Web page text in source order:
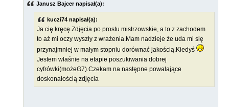
Janusz Bajcer napisał(a):
kuczi74 napisał(a):
Ja cię kręcę.Zdjęcia po prostu mistrzowskie, a to z zachodem
to aż mi oczy wyszły z wrażenia.Mam nadzieje że uda mi się
przynajmniej w małym stopniu dorównać jakością.Kiedyś
Jestem właśnie na etapie poszukiwania dobrej
cyfrówki(możeG7).Czekam na następne powalające
doskonałością zdjęcia